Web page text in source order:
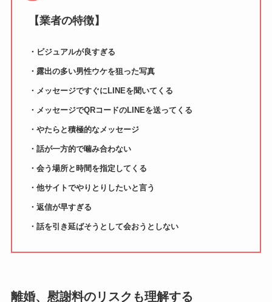
【業者の特徴】
・ビジュアルが良すぎる
・露出の多い男性ウケを狙った写真
・メッセージですぐにLINEを聞いてくる
・メッセージでQRコードのLINEを送ってくる
・やたらと積極的なメッセージ
・話が一方的で噛み合わない
・会う場所と時間を指定してくる
・他サイトでやりとりしたいと言う
・返信が早すぎる
・話を引き延ばそうとして会おうとしない
離婚、慰謝料のリスクも理解する